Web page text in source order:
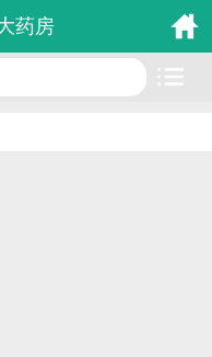
药房